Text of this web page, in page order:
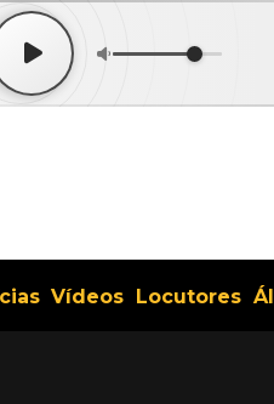
Vídeos Locutores